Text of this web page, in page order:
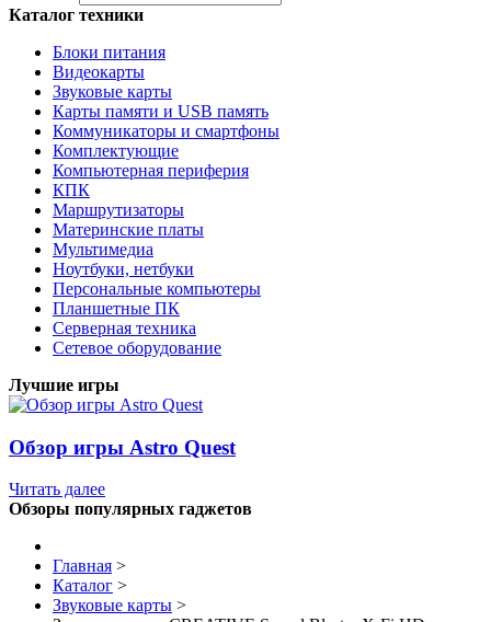
Каталог техники
Блоки питания
Видеокарты
Звуковые карты
Карты памяти и USB память
Коммуникаторы и смартфоны
Комплектующие
Компьютерная периферия
КПК
Маршрутизаторы
Материнские платы
Мультимедиа
Ноутбуки, нетбуки
Персональные компьютеры
Планшетные ПК
Серверная техника
Сетевое оборудование
Лучшие игры
Обзор игры Astro Quest
Читать далее
Обзоры популярных гаджетов
Главная >
Каталог >
Звуковые карты >